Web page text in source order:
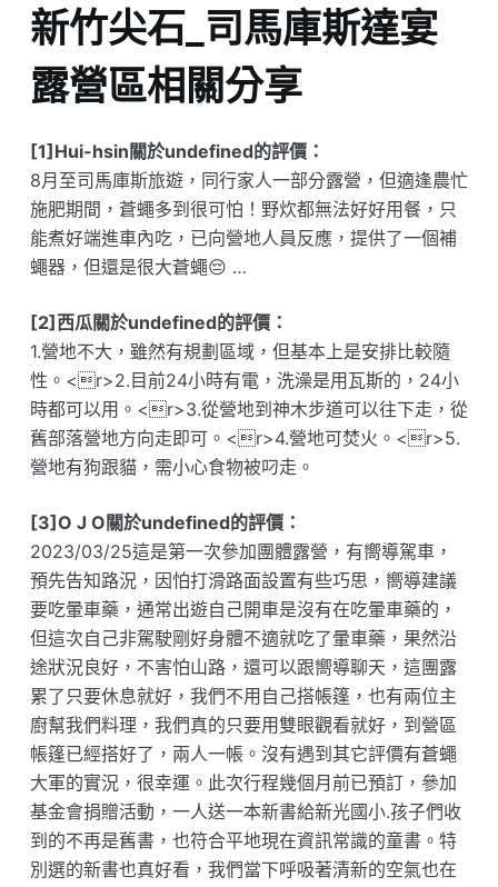
新竹尖石_司馬庫斯達宴
露營區相關分享
[1]Hui-hsin關於undefined的評價：
8月至司馬庫斯旅遊，同行家人一部分露營，但適逢農忙
施肥期間，蒼蠅多到很可怕！野炊都無法好好用餐，只
能煮好端進車內吃，已向營地人員反應，提供了一個補
蠅器，但還是很大蒼蠅😔 …
[2]西瓜關於undefined的評價：
1.營地不大，雖然有規劃區域，但基本上是安排比較隨
性。<r>2.目前24小時有電，洗澡是用瓦斯的，24小
時都可以用。<r>3.從營地到神木步道可以往下走，從
舊部落營地方向走即可。<r>4.營地可焚火。<r>5.
營地有狗跟貓，需小心食物被叼走。
[3]O J O關於undefined的評價：
2023/03/25這是第一次參加團體露營，有嚮導駕車，
預先告知路況，因怕打滑路面設置有些巧思，嚮導建議
要吃暈車藥，通常出遊自己開車是沒有在吃暈車藥的，
但這次自己非駕駛剛好身體不適就吃了暈車藥，果然沿
途狀況良好，不害怕山路，還可以跟嚮導聊天，這團露
累了只要休息就好，我們不用自己搭帳篷，也有兩位主
廚幫我們料理，我們真的只要用雙眼觀看就好，到營區
帳篷已經搭好了，兩人一帳。沒有遇到其它評價有蒼蠅
大軍的實況，很幸運。此次行程幾個月前已預訂，參加
基金會捐贈活動，一人送一本新書給新光國小.孩子們收
到的不再是舊書，也符合平地現在資訊常識的童書。特
別選的新書也真好看，我們當下呼吸著清新的空氣也在